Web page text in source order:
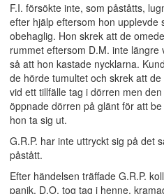
F.I. försökte inte, som påståtts,
efter hjälp eftersom hon upplevde
obehaglig. Hon skrek att de
rummet eftersom D.M. inte
så att hon kastade nycklarna.
de hörde tumultet och skrek att
vid ett tillfälle tag i dörren men
öppnade dörren på glänt för att
hon ta sig ut.
G.R.P. har inte uttryckt sig på det
påstått.
Efter händelsen träffade G.R.P.
panik. D.O. tog tag i henne,